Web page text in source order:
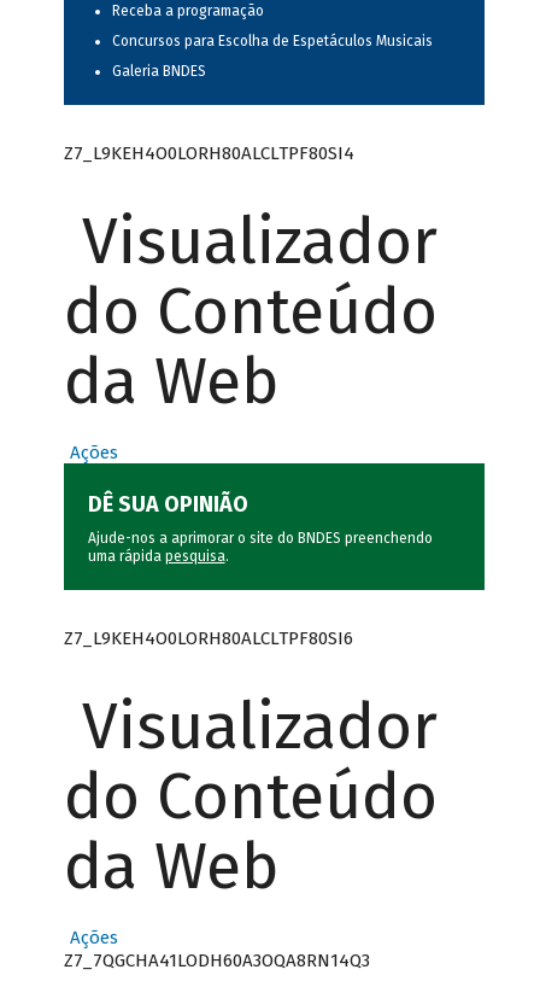
Receba a programação
Concursos para Escolha de Espetáculos Musicais
Galeria BNDES
Z7_L9KEH4O0LORH80ALCLTPF80SI4
Visualizador
do Conteúdo
da Web
Ações
DÊ SUA OPINIÃO
Ajude-nos a aprimorar o site do BNDES preenchendo
uma rápida pesquisa.
Z7_L9KEH4O0LORH80ALCLTPF80SI6
Visualizador
do Conteúdo
da Web
Ações
Z7_7QGCHA41LODH60A3OQA8RN14Q3